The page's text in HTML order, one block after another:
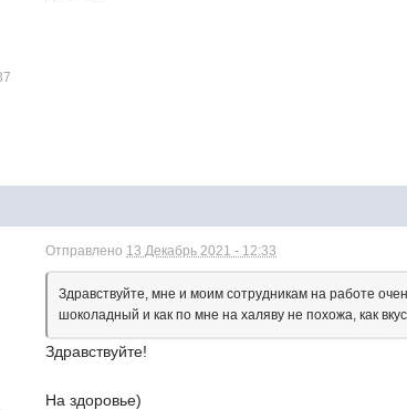
Отправлено 13 Декабрь 2021 - 12:33
Здравствуйте, мне и моим сотрудникам на работе
шоколадный и как по мне на халяву не похожа, как
Здравствуйте!
На здоровье)